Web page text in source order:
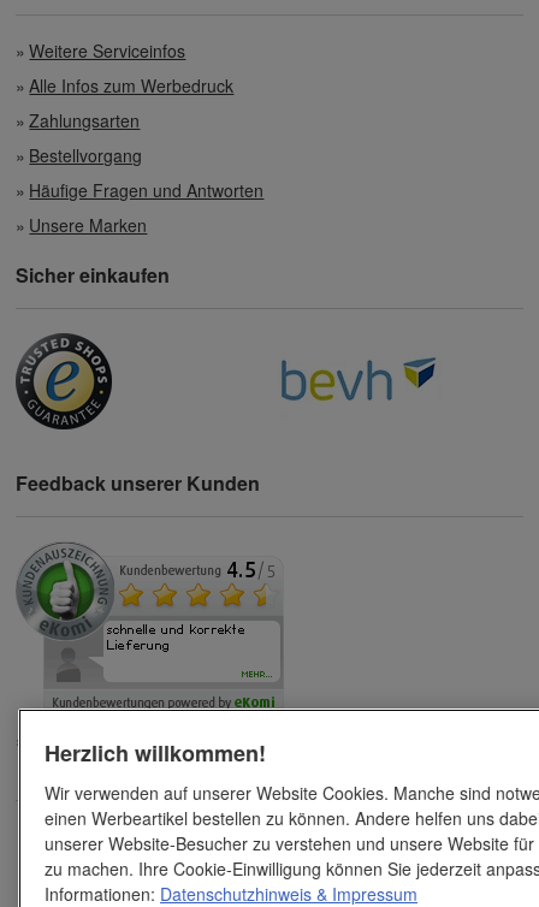
Weitere Serviceinfos
Alle Infos zum Werbedruck
Zahlungsarten
Bestellvorgang
Häufige Fragen und Antworten
Unsere Marken
Sicher einkaufen
Feedback unserer Kunden
Werbeartikel
Geschenke
Herzlich willkommen!
Wir verwenden auf unserer Website Cookies. Manche sind
einen Werbeartikel bestellen zu können. Andere helfen uns
unserer Website-Besucher zu verstehen und unsere Website
zu machen. Ihre Cookie-Einwilligung können Sie jederzeit
Informationen: Datenschutzhinweis & Impressum